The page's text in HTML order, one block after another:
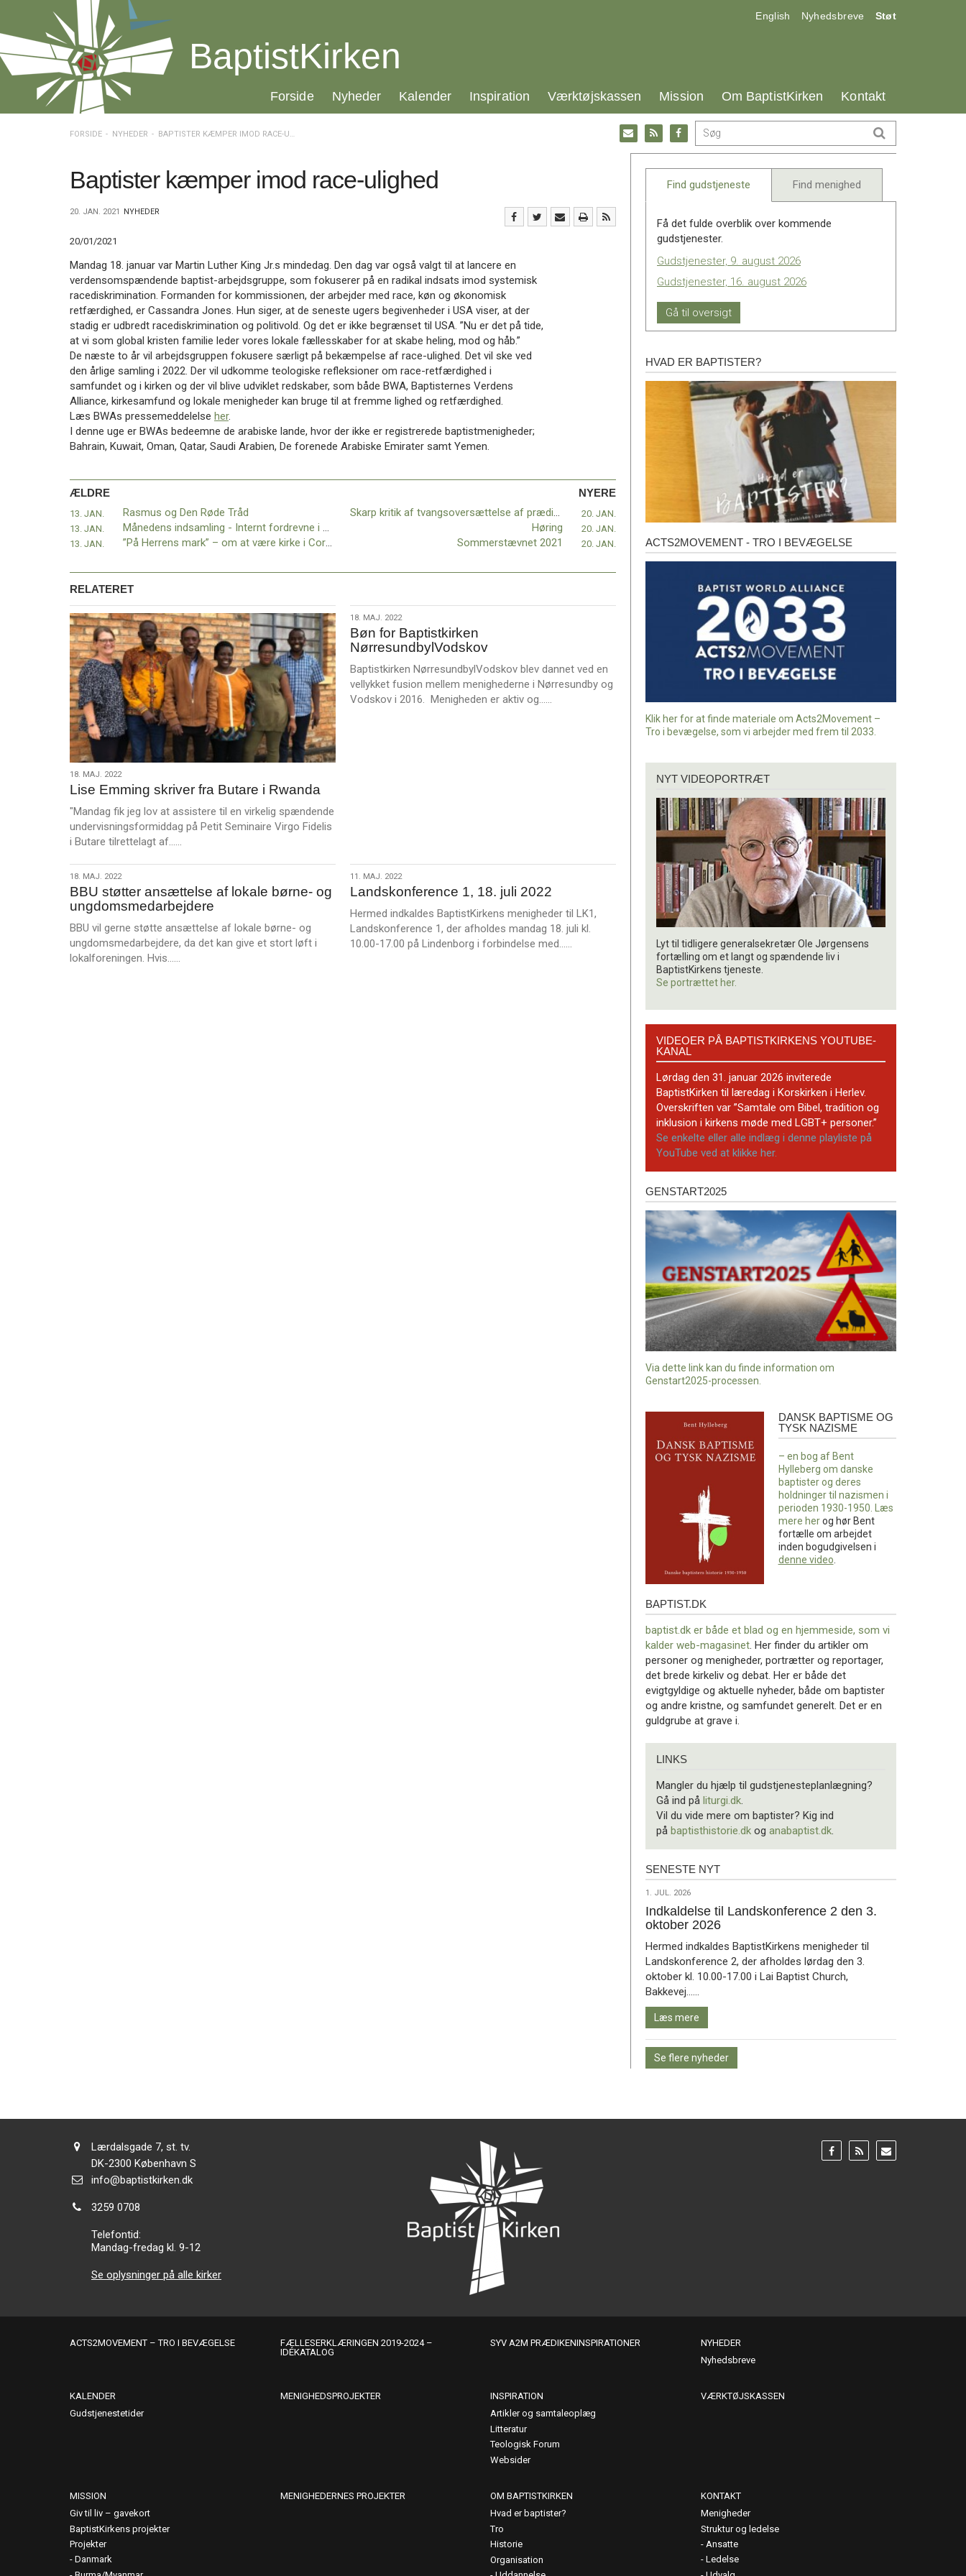
over
og
gå
Vend
tilbage
Værktøjskassen
BaptistKirken
Inspiration
Værktøjskassen
BaptistKirken
tvangsoversættelse
Forrige
17.0:
English 18.0:
Nyhedsbreve 19.0:
Støt
BaptistKirken
20.0:
Forside 21.0:
Nyheder 22.0:
Kalender 23.0:
Inspiration 24.0:
Værktøjskassen 25.0:
Mission 26.0:
Om BaptistKirken 27.0:
Kontakt
FORSIDE NYHEDER BAPTISTER KÆMPER IMOD RACE-ULIGHED
Gå
til:
Facebook
Gå
til:
RSS
feed
Gå
til:
Email
Baptister kæmper imod race-ulighed
20. JAN. 2021 NYHEDER
20/01/2021
Mandag 18. januar var Martin Luther King Jr.s mindedag. Den dag var også valgt til at lancere en
verdensomspændende baptist-arbejdsgruppe, som fokuserer på en radikal indsats imod systemisk
racediskrimination. Formanden for kommissionen, der arbejder med race, køn og økonomisk
retfærdighed, er Cassandra Jones. Hun siger, at de seneste ugers begivenheder i USA viser, at der
stadig er udbredt racediskrimination og politivold. Og det er ikke begrænset til USA. ”Nu er det på tide,
at vi som global kristen familie leder vores lokale fællesskaber for at skabe heling, mod og håb.”
De næste to år vil arbejdsgruppen fokusere særligt på bekæmpelse af race-ulighed. Det vil ske ved
den årlige samling i 2022. Der vil udkomme teologiske refleksioner om race-retfærdighed i
samfundet og i kirken og der vil blive udviklet redskaber, som både BWA, Baptisternes Verdens
Alliance, kirkesamfund og lokale menigheder kan bruge til at fremme lighed og retfærdighed.
Læs BWAs pressemeddelelse her.
I denne uge er BWAs bedeemne de arabiske lande, hvor der ikke er registrerede baptistmenigheder;
Bahrain, Kuwait, Oman, Qatar, Saudi Arabien, De forenede Arabiske Emirater samt Yemen.
ÆLDRE
13. JAN. Rasmus og Den Røde Tråd
13. JAN. Månedens indsamling - Internt fordrevne i Myanmar
13. JAN. ”På Herrens mark” – om at være kirke i Coronatiden
NYERE
Skarp kritik af tvangsoversættelse af prædikener 20. JAN.
Høring 20. JAN.
Sommerstævnet 2021 20. JAN.
RELATERET
18.
maj.
2022
18. MAJ. 2022
Lise Emming skriver fra Butare i Rwanda
"Mandag fik jeg lov at assistere til en virkelig spændende
undervisningsformiddag på Petit Seminaire Virgo Fidelis
i Butare tilrettelagt af……
m
e
r
e
18.
maj.
2022
18. MAJ. 2022
Bøn for Baptistkirken
NørresundbylVodskov
Baptistkirken NørresundbylVodskov blev dannet ved en
vellykket fusion mellem menighederne i Nørresundby og
Vodskov i 2016. Menigheden er aktiv og……
18.
maj.
2022
18. MAJ. 2022
BBU støtter ansættelse af lokale børne- og
ungdomsmedarbejdere
BBU vil gerne støtte ansættelse af lokale børne- og
ungdomsmedarbejdere, da det kan give et stort løft i
lokalforeningen. Hvis……
11.
maj.
2022
11. MAJ. 2022
Landskonference 1, 18. juli 2022
Hermed indkaldes BaptistKirkens menigheder til LK1,
Landskonference 1, der afholdes mandag 18. juli kl.
10.00-17.00 på Lindenborg i forbindelse med……
Find gudstjeneste Find menighed
Få det fulde overblik over kommende
gudstjenester.
Gudstjenester, 9. august 2026
Gudstjenester, 16. august 2026
Gå til oversigt
Hvad
er
baptister?
HVAD ER BAPTISTER?
Acts2Movement
ACTS2MOVEMENT - TRO I BEVÆGELSE
Klik her for at finde materiale om Acts2Movement –
Tro i bevægelse, som vi arbejder med frem til 2033.
videoportræt
NYT VIDEOPORTRÆT
Lyt til tidligere generalsekretær Ole Jørgensens
fortælling om et langt og spændende liv i
BaptistKirkens tjeneste.
Se portrættet her.
BaptistKirkens
YouTube-
kanal
VIDEOER PÅ BAPTISTKIRKENS YOUTUBE-
KANAL
Lørdag den 31. januar 2026 inviterede
BaptistKirken til læredag i Korskirken i Herlev.
Overskriften var ”Samtale om Bibel, tradition og
inklusion i kirkens møde med LGBT+ personer.”
Se enkelte eller alle indlæg i denne playliste på
YouTube ved at klikke her.
Genstart2025
GENSTART2025
Via dette link kan du finde information om
Genstart2025-processen.
tysk
DANSK BAPTISME OG
TYSK NAZISME
– en bog af Bent
Hylleberg om danske
baptister og deres
holdninger til nazismen i
perioden 1930-1950. Læs
mere herog hør Bent
fortælle om arbejdet
inden bogudgivelsen i
denne video.
baptist.dk
BAPTIST.DK
baptist.dk er både et blad og en hjemmeside, som vi
kalder web-magasinet . Her finder du artikler om
personer og menigheder, portrætter og reportager,
det brede kirkeliv og debat. Her er både det
evigtgyldige og aktuelle nyheder, både om baptister
og andre kristne, og samfundet generelt. Det er en
guldgrube at grave i.
LINKS
Mangler du hjælp til gudstjenesteplanlægning?
Gå ind på liturgi.dk
Vil du vide mere om baptister? Kig ind
på baptisthistorie.dk og anabaptist.dk
Seneste
SENESTE NYT
1.
jul.
2026
1. JUL. 2026
Indkaldelse til Landskonference 2 den 3.
oktober 2026
Hermed indkaldes BaptistKirkens menigheder til
Landskonference 2, der afholdes lørdag den 3.
oktober kl. 10.00-17.00 i Lai Baptist Church,
Bakkevej……
mere
Læs mere
Se flere nyheder
Adresse:
Lærdalsgade 7, st. tv.
Adresse:
DK-2300 København S
Send
info@baptistkirken.dk
Tlf.:
3259 0708
Telefontid:
Mandag-fredag kl. 9-12
Se oplysninger på alle kirker
Gå
til:
Gå
til:
Gå
til:
ACTS2MOVEMENT – TRO I BEVÆGELSE
FÆLLESERKLÆRINGEN 2019-2024 –
IDÉKATALOG
SYV A2M PRÆDIKENINSPIRATIONER
NYHEDER
Nyhedsbreve
KALENDER
Gudstjenestetider
MENIGHEDSPROJEKTER
INSPIRATION
Artikler og samtaleoplæg
Litteratur
Teologisk Forum
Websider
VÆRKTØJSKASSEN
MISSION
Giv til liv – gavekort
BaptistKirkens projekter
Projekter
Danmark
MENIGHEDERNES PROJEKTER
OM BAPTISTKIRKEN
Hvad er baptister?
Tro
Historie
Organisation
KONTAKT
Menigheder
Struktur og ledelse
Ansatte
Ledelse